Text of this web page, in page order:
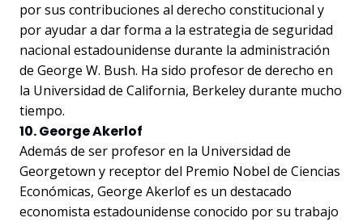
por sus contribuciones al derecho constitucional y
por ayudar a dar forma a la estrategia de seguridad
nacional estadounidense durante la administración
de George W. Bush. Ha sido profesor de derecho en
la Universidad de California, Berkeley durante mucho
tiempo.
10. George Akerlof
Además de ser profesor en la Universidad de
Georgetown y receptor del Premio Nobel de Ciencias
Económicas, George Akerlof es un destacado
economista estadounidense conocido por su trabajo